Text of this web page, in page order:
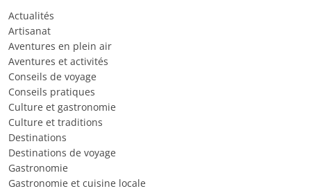
Actualités
Artisanat
Aventures en plein air
Aventures et activités
Conseils de voyage
Conseils pratiques
Culture et gastronomie
Culture et traditions
Destinations
Destinations de voyage
Gastronomie
Gastronomie et cuisine locale